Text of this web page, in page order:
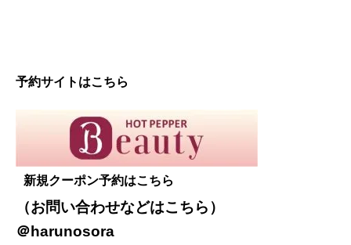
予約サイトはこちら
新規クーポン予約はこちら
（お問い合わせなどはこちら ）
＠harunosora